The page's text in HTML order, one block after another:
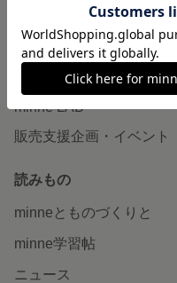
ヴィンテージ販売
ダウンロード販売
minne PLUS
minne LAB
販売支援企画・イベント
読みもの
minneとものづくりと
minne学習帖
ニュース